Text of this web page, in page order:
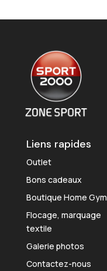
Liens rapides
Outlet
Bons cadeaux
Boutique Home Gym
Flocage, marquage
textile
Galerie photos
Contactez-nous